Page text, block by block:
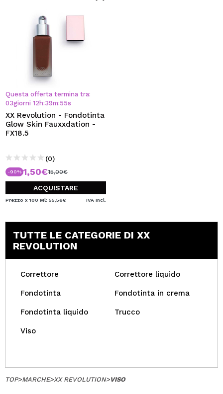
Questa offerta termina tra:
03giorni 12 h:39m:55s
XX Revolution - Fondotinta
Glow Skin Fauxxdation -
FX18.5
(0)
-90% 1,50€15,00€
ACQUISTARE
Prezzo x 100 Ml: 55,56€ IVA Incl.
TUTTE LE CATEGORIE DI XX
REVOLUTION
Correttore Correttore liquido
Fondotinta Fondotinta in crema
Fondotinta liquido Trucco
Viso
TOP>MARCHE>XX REVOLUTION>VISO